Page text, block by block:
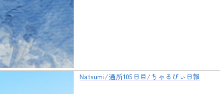
Natsumi/通所105日目/ちゃるびぃ日報